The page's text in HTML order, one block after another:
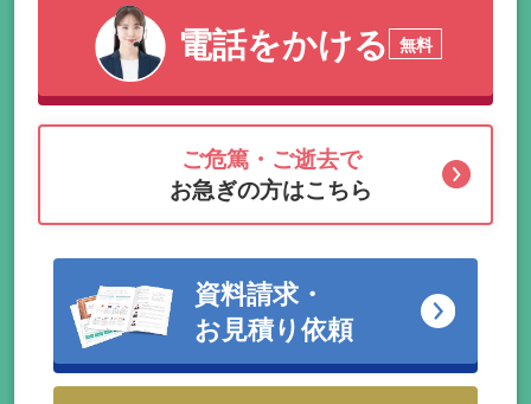
電話をかける 無料
ご危篤・ご逝去で
お急ぎの方はこちら
資料請求・
お見積り依頼